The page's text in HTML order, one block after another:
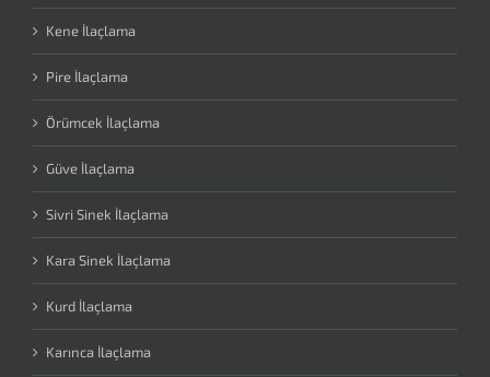
Kene İlaçlama
Pire İlaçlama
Örümcek İlaçlama
Güve İlaçlama
Sivri Sinek İlaçlama
Kara Sinek İlaçlama
Kurd İlaçlama
Karınca İlaçlama